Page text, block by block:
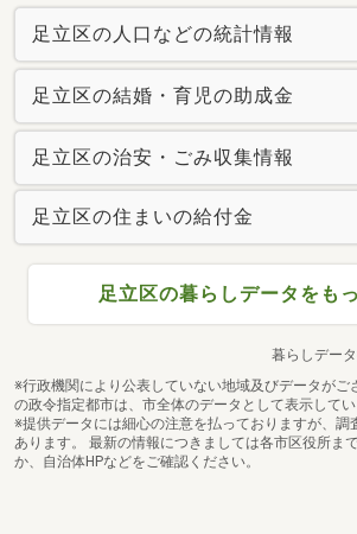
足立区の人口などの統計情報
足立区の結婚・育児の助成金
足立区の治安・ごみ収集情報
足立区の住まいの給付金
足立区の暮らしデータをも
暮らしデータ
※行政機関により公表していない地域及びデータがご
の政令指定都市は、市全体のデータとして表示してい
※提供データには細心の注意を払っておりますが、調
あります。 最新の情報につきましては各市区役所ま
か、自治体HPなどをご確認ください。